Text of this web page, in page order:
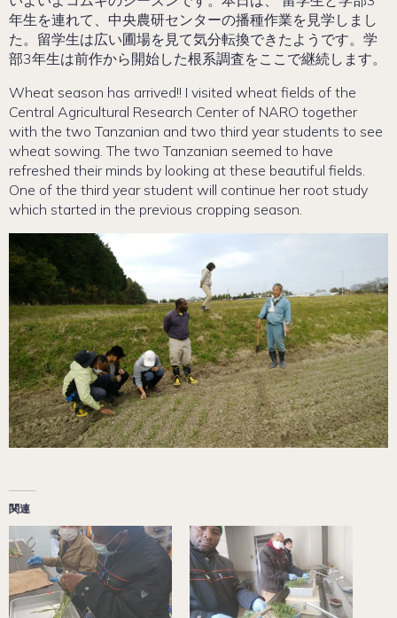
年生を連れて、中央農研センターの播種作業を見学しまし
た。留学生は広い圃場を見て気分転換できたようです。学
部3年生は前作から開始した根系調査をここで継続します。
Wheat season has arrived!! I visited wheat fields of the
Central Agricultural Research Center of NARO together
with the two Tanzanian and two third year students to see
wheat sowing. The two Tanzanian seemed to have
refreshed their minds by looking at these beautiful fields.
One of the third year student will continue her root study
which started in the previous cropping season.
関連